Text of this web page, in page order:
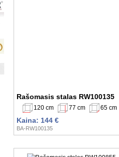
Rašomasis stalas RW100135
120 cm 77 cm 65 cm
Kaina: 144 €
BA-RW100135